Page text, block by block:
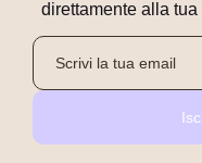
direttamente alla